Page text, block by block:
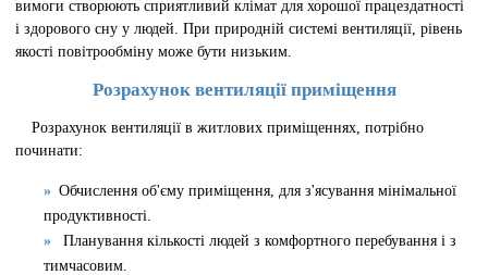
вимоги створюють сприятливий клімат для хорошої працездатності
і здорового сну у людей. При природній системі вентиляції, рівень
якості повітрообміну може бути низьким.
Розрахунок вентиляції приміщення
Розрахунок вентиляції в житлових приміщеннях, потрібно
починати:
Обчислення об'єму приміщення, для з'ясування мінімальної
продуктивності.
Планування кількості людей з комфортного перебування і з
тимчасовим.